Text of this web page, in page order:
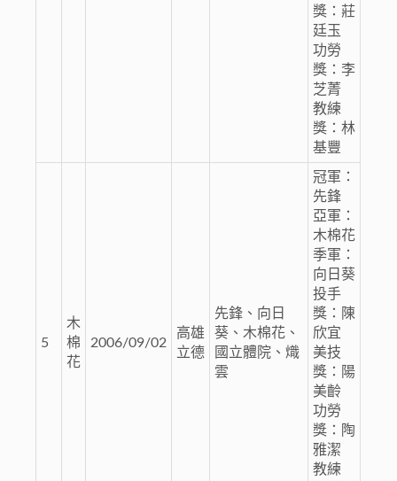
獎：莊
廷玉
功勞
獎：李
芝菁
教練
獎：林
基豐
5
木
棉
花
2006/09/02
高雄
立德
先鋒、向日
葵、木棉花、
國立體院、熾
雲
冠軍：
先鋒
亞軍：
木棉花
季軍：
向日葵
投手
獎：陳
欣宜
美技
獎：陽
美齡
功勞
獎：陶
雅潔
教練